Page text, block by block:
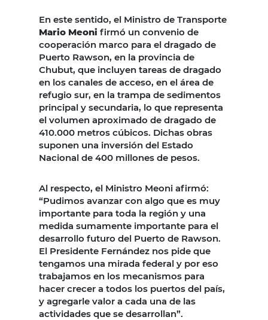
En este sentido, el Ministro de Transporte
Mario Meoni firmó un convenio de
cooperación marco para el dragado de
Puerto Rawson, en la provincia de
Chubut, que incluyen tareas de dragado
en los canales de acceso, en el área de
refugio sur, en la trampa de sedimentos
principal y secundaria, lo que representa
el volumen aproximado de dragado de
410.000 metros cúbicos. Dichas obras
suponen una inversión del Estado
Nacional de 400 millones de pesos.
Al respecto, el Ministro Meoni afirmó:
“Pudimos avanzar con algo que es muy
importante para toda la región y una
medida sumamente importante para el
desarrollo futuro del Puerto de Rawson.
El Presidente Fernández nos pide que
tengamos una mirada federal y por eso
trabajamos en los mecanismos para
hacer crecer a todos los puertos del país,
y agregarle valor a cada una de las
actividades que se desarrollan”.